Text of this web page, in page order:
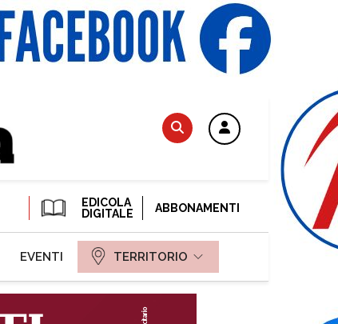
EDICOLA
DIGITALE
ABBONAMENTI
EVENTI TERRITORIO